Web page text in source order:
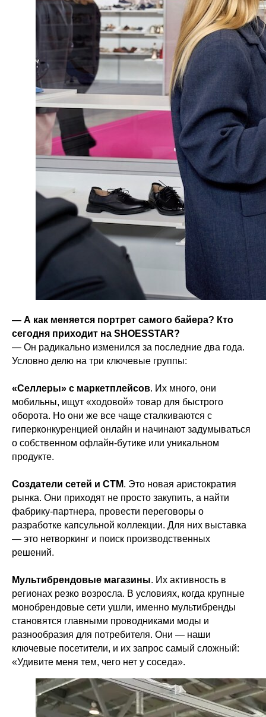
— А как меняется портрет самого байера? Кто
сегодня приходит на SHOESSTAR?
— Он радикально изменился за последние два года.
Условно делю на три ключевые группы:
«Селлеры» с маркетплейсов. Их много, они
мобильны, ищут «ходовой» товар для быстрого
оборота. Но они же все чаще сталкиваются с
гиперконкуренцией онлайн и начинают задумываться
о собственном офлайн-бутике или уникальном
продукте.
Создатели сетей и СТМ. Это новая аристократия
рынка. Они приходят не просто закупить, а найти
фабрику-партнера, провести переговоры о
разработке капсульной коллекции. Для них выставка
— это нетворкинг и поиск производственных
решений.
Мультибрендовые магазины. Их активность в
регионах резко возросла. В условиях, когда крупные
монобрендовые сети ушли, именно мультибренды
становятся главными проводниками моды и
разнообразия для потребителя. Они — наши
ключевые посетители, и их запрос самый сложный:
«Удивите меня тем, чего нет у соседа».